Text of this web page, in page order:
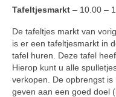
Tafeltjesmarkt – 10.00 –
De tafeltjes markt van
is er een tafeltjesmarkt in
tafel huren. Deze tafel
Hierop kunt u alle
verkopen. De opbrengst
geven aan een goed doel